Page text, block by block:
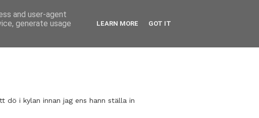
dö i kylan innan jag ens hann ställa in
and user-agent
generate usage
LEARN MORE GOT IT